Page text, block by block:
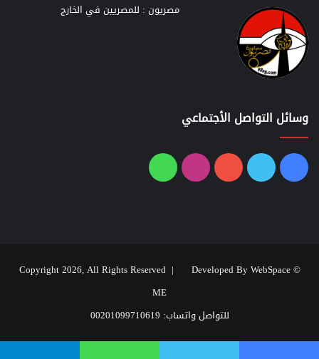
مصريون : للمصريين في الخارج
وسائل التواصل الأجتماعي
فيسبوك
تويتر يوتيوبانستقرامواتساب
© Copyright 2026, All Rights Reserved |
Developed By WebSpace
ME
للتواصل واتساب: 00201099710619